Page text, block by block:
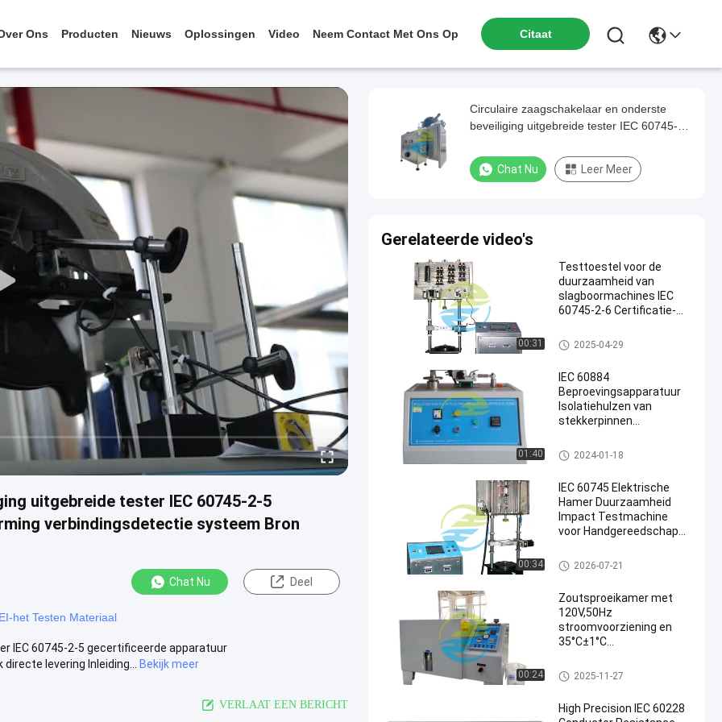
Ons Producten Nieuws Oplossingen Video Neem Contact Met Ons Op Citaat
uitgebreide tester IEC 60745-2-5
verbindingsdetectie systeem Bron
Chat Nu Deel
het Testen Materiaal
IEC 60745-2-5 gecertificeerde apparatuur
levering Inleiding...
Bekijk meer
VERLAAT EEN BERICHT
Circulaire zaagschakelaar en onderste
beveiliging uitgebreide tester IEC 60745-2-
Veiligheidsbescherming verbindingsdetectie
systeem Bron fabriek directe levering
Chat Nu Leer Meer
Gerelateerde video's
00:31
Testtoestel voor de
duurzaamheid van
slagboormachines IEC
60745-2-6 Certificatie-
axial slaglevenstest
Mechanische testbank
van werktuigen
CEI-Testmateriaal
2025-04-29
01:40
IEC 60884
Beproevingsapparatuur
Isolatiehulzen van
stekkerpinnen
9 mm slag
Testapparatuur
2024-01-18
00:34
IEC 60745 Elektrische
Hamer Duurzaamheid
Impact Testmachine
voor Handgereedschap
Touchscreen Impact
Test Systeem
CEI-Testmateriaal
2026-07-21
00:24
Zoutsproeikamer met
120V,50Hz
stroomvoorziening en
35°C±1°C
voor 1,00±0,01kgf/cm2
compressieluchtdruk
CEI-Testmateriaal
2025-11-27
High Precision IEC 60228